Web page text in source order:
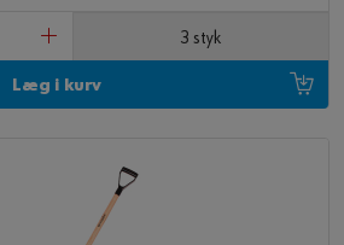
3 styk
Læg i kurv